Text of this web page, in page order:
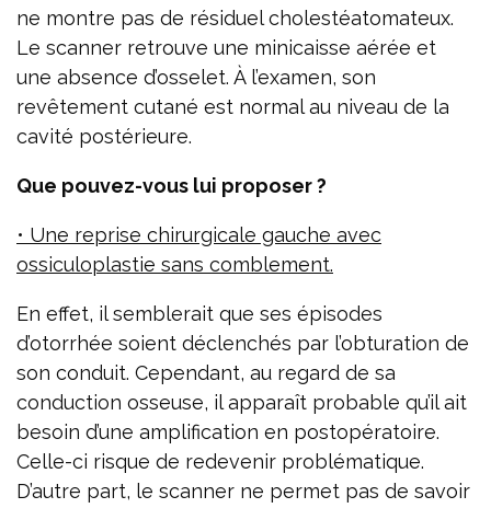
ne montre pas de résiduel cholestéatomateux.
Le scanner retrouve une minicaisse aérée et
une absence d’osselet. À l’examen, son
revêtement cutané est normal au niveau de la
cavité postérieure.
Que pouvez-vous lui proposer ?
• Une reprise chirurgicale gauche avec
ossiculoplastie sans comblement.
En effet, il semblerait que ses épisodes
d’otorrhée soient déclenchés par l’obturation de
son conduit. Cependant, au regard de sa
conduction osseuse, il apparaît probable qu’il ait
besoin d’une amplification en postopératoire.
Celle-ci risque de redevenir problématique.
D’autre part, le scanner ne permet pas de savoir